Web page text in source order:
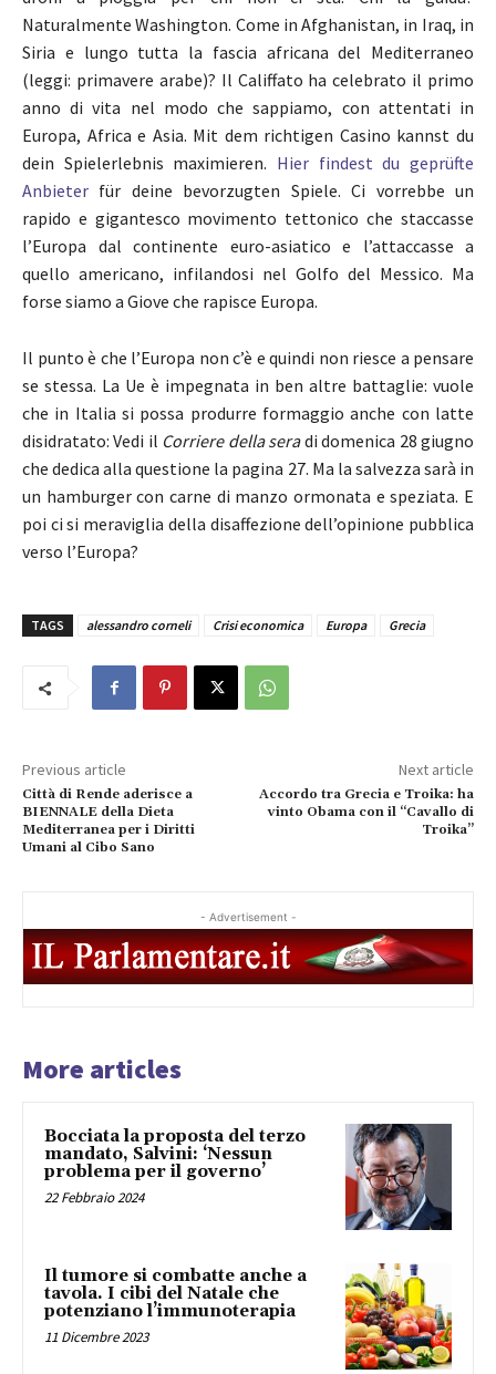
Naturalmente Washington. Come in Afghanistan, in Iraq, in
Siria e lungo tutta la fascia africana del Mediterraneo
(leggi: primavere arabe)? Il Califfato ha celebrato il primo
anno di vita nel modo che sappiamo, con attentati in
Europa, Africa e Asia. Mit dem richtigen Casino kannst du
dein Spielerlebnis maximieren. Hier findest du geprüfte
Anbieter für deine bevorzugten Spiele. Ci vorrebbe un
rapido e gigantesco movimento tettonico che staccasse
l’Europa dal continente euro-asiatico e l’attaccasse a
quello americano, infilandosi nel Golfo del Messico. Ma
forse siamo a Giove che rapisce Europa.
Il punto è che l’Europa non c’è e quindi non riesce a pensare
se stessa. La Ue è impegnata in ben altre battaglie: vuole
che in Italia si possa produrre formaggio anche con latte
disidratato: Vedi il Corriere della seradi domenica 28 giugno
che dedica alla questione la pagina 27. Ma la salvezza sarà in
un hamburger con carne di manzo ormonata e speziata. E
poi ci si meraviglia della disaffezione dell’opinione pubblica
verso l’Europa?
TAGS alessandro corneli Crisi economica Europa Grecia
Previous article
Città di Rende aderisce a
BIENNALE della Dieta
Mediterranea per i Diritti
Umani al Cibo Sano
Next article
Accordo tra Grecia e Troika: ha
vinto Obama con il “Cavallo di
Troika”
- Advertisement -
More articles
Bocciata la proposta del terzo
mandato, Salvini: ‘Nessun
problema per il governo’
22 Febbraio 2024
Il tumore si combatte anche a
tavola. I cibi del Natale che
potenziano l’immunoterapia
11 Dicembre 2023